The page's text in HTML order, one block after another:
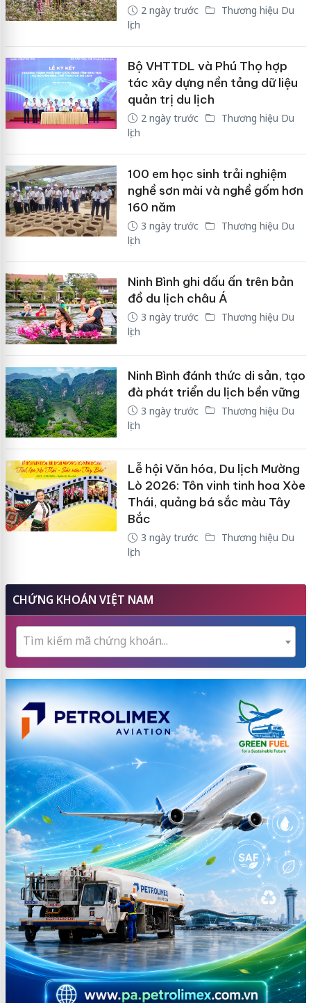
2 ngày trước
Thương hiệu Du
lịch
Bộ VHTTDL và Phú Thọ hợp
tác xây dựng nền tảng dữ liệu
quản trị du lịch
2 ngày trước
Thương hiệu Du
lịch
100 em học sinh trải nghiệm
nghề sơn mài và nghề gốm hơn
160 năm
3 ngày trước
Thương hiệu Du
lịch
Ninh Bình ghi dấu ấn trên bản
đồ du lịch châu Á
3 ngày trước
Thương hiệu Du
lịch
Ninh Bình đánh thức di sản, tạo
đà phát triển du lịch bền vững
3 ngày trước
Thương hiệu Du
lịch
Lễ hội Văn hóa, Du lịch Mường
Lò 2026: Tôn vinh tinh hoa Xòe
Thái, quảng bá sắc màu Tây
Bắc
3 ngày trước
Thương hiệu Du
lịch
CHỨNG KHOÁN VIỆT NAM
Tìm kiếm mã chứng khoán...